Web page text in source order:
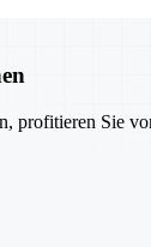
profitieren Sie